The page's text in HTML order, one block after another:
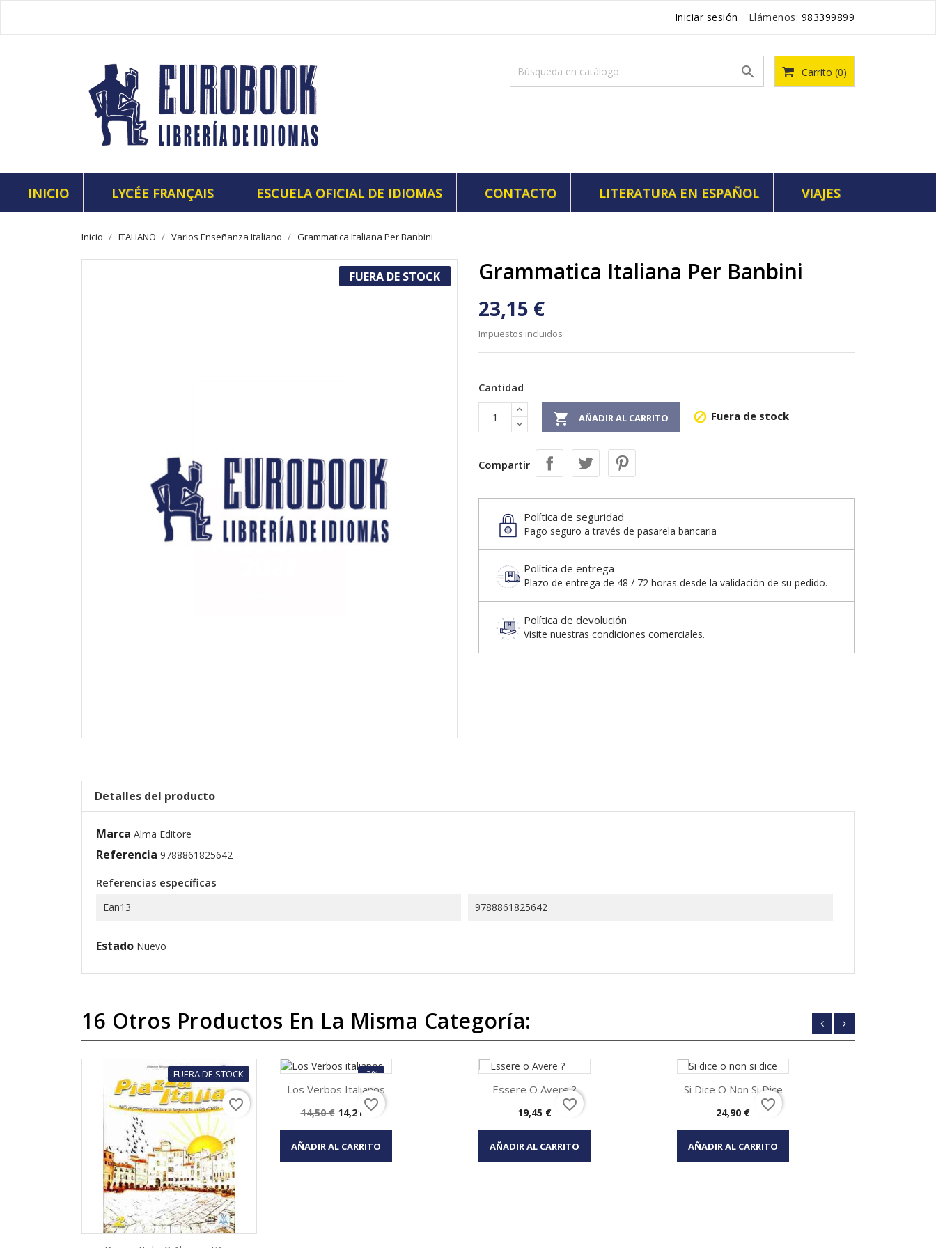
Iniciar sesión Llámenos: 983399899
Carrito (0)

INICIO LYCÉE FRANÇAIS ESCUELA OFICIAL DE IDIOMAS CONTACTO LITERATURA EN ESPAÑOL VIAJES
Inicio ITALIANO Varios Enseñanza Italiano Grammatica Italiana Per Banbini
FUERA DE STOCK Grammatica Italiana Per Banbini
23,15 €
Impuestos incluidos
Cantidad
 AÑADIR AL CARRITO  Fuera de stock
Compartir
Política de seguridad
Pago seguro a través de pasarela bancaria
Política de entrega
Plazo de entrega de 48 / 72 horas desde la validación de su pedido.
Política de devolución
Visite nuestras condiciones comerciales.
Detalles del producto
Marca Alma Editore
Referencia 9788861825642
Referencias específicas
Ean13 9788861825642
Estado Nuevo
16 Otros Productos En La Misma Categoría:
FUERA DE STOCK
favorite_border
-2%
Vista rápida
Los Verbos Italianos
Precio
14,50 € Precio
14,21 €
AÑADIR AL CARRITO
favorite_border
Vista rápida
Essere O Avere ?
Precio
19,45 €
AÑADIR AL CARRITO
favorite_border
Vista rápida
Si Dice O Non Si Dice
Precio
24,90 €
AÑADIR AL CARRITO
favorite_border